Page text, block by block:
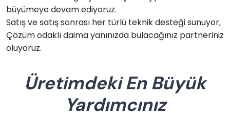
büyümeye devam ediyoruz.
Satış ve satış sonrası her türlü teknik desteği sunuyor,
Çözüm odaklı daima yanınızda bulacağınız partneriniz
oluyoruz.
Üretimdeki En Büyük
Yardımcınız